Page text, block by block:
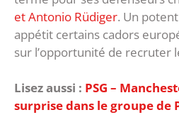
et Antonio Rüdiger. Un
appétit certains cadors
sur l’opportunité de recruter
Lisez aussi : PSG –
surprise dans le groupe de